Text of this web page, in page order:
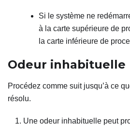
Si le système ne
à la carte supérieure de
la carte inférieure de
Odeur inhabituelle
Procédez comme suit jusqu’à ce
résolu.
Une odeur inhabituelle peut